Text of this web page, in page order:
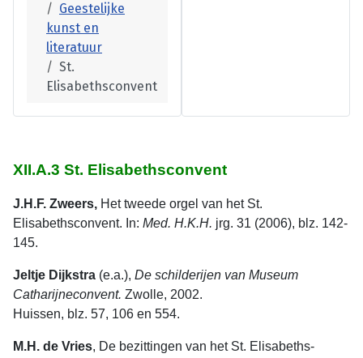
Geestelijke
kunst en
literatuur
St.
Elisabethsconvent
XII.A.3 St. Elisabethsconvent
J.H.F. Zweers, Het tweede orgel van het St.
Elisabethsconvent. In: Med. H.K.H. jrg. 31 (2006), blz. 142-
145.
Jeltje Dijkstra (e.a.), De schilderijen van Museum
Catharijneconvent. Zwolle, 2002.
Huissen, blz. 57, 106 en 554.
M.H. de Vries, De bezittingen van het St. Elisabeths-